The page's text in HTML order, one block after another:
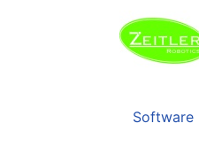
Software